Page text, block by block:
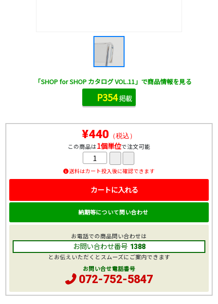
¥440 （税込）
この商品は1個単位で注文可能
送料はカート投入後に確認できます
カートに入れる
納期等について問い合わせ
お電話での商品問い合わせは
お問い合わせ番号 1388
とお伝えいただくとスムーズにご案内できます
お問い合せ電話番号
072-752-5847
「SHOP for SHOP カタログ VOL.11」で商品情報を見る
P354掲載